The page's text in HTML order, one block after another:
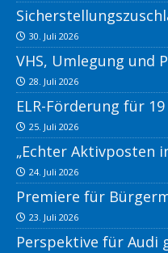
30. Juli 2026
VHS, Umlegung und
28. Juli 2026
ELR-Förderung für
25. Juli 2026
„Echter Aktivposten
24. Juli 2026
Premiere für
23. Juli 2026
Perspektive für Audi